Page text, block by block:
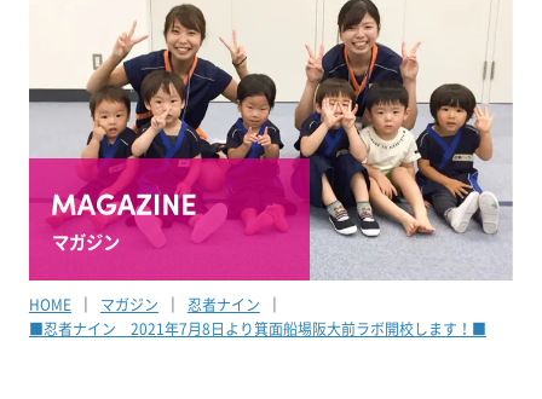
マガジン
HOME マガジン
忍者ナイン
■忍者ナイン 2021年7月8日より箕面船場阪大前ラボ開校します！■